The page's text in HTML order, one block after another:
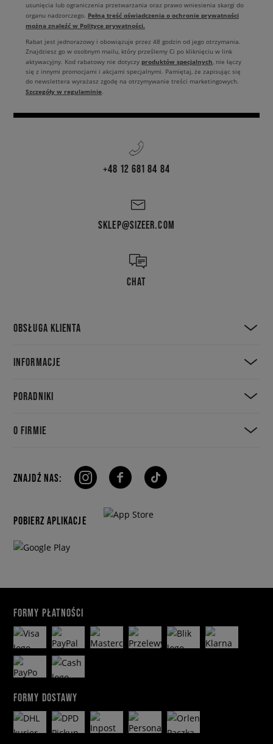
usunięcia lub ograniczenia przetwarzania oraz prawo wniesienia skargi do
organu nadzorczego. Pełną treść oświadczenia o ochronie prywatności
można znaleźć w Polityce prywatności.
Rabat jest jednorazowy i obowiązuje przez 48 godzin od jego otrzymania.
Znajdziesz go w osobnym mailu, który prześlemy Ci po kliknięciu w link
aktywacyjny. Kod rabatowy nie dotyczy produktów specjalnych, nie łączy
się z innymi promocjami i akcjami specjalnymi. Pamiętaj, że zapisując się
do newslettera wyrażasz zgodę na otrzymywanie treści marketingowych.
Szczegóły w regulaminie.
+48 12 681 84 84
SKLEP@SIZEER.COM
CHAT
OBSŁUGA KLIENTA
INFORMACJE
PORADNIKI
O FIRMIE
ZNAJDŹ NAS:
POBIERZ APLIKACJE
FORMY PŁATNOŚCI
FORMY DOSTAWY